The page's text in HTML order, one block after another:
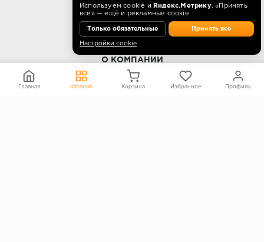
10:00 - 18:00 пн-пт.
О КОМПАНИИ
Контакты
Используем cookie и Яндекс.Метрику. «Принять
все» — ещё и рекламные cookie.
Только обязательные Принять все
Настройки cookie
Главная Каталог Корзина Избранное Профиль